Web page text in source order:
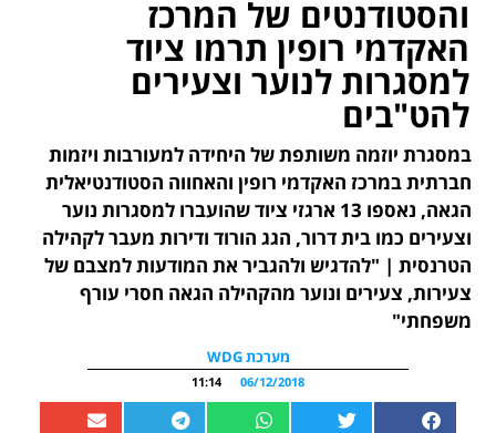
והסטודנטים של המרכז
האקדמי רופין תרמו ציוד
למסגרות לנוער וצעירים
להט"בים
במסגרת יוזמה משותפת של היחידה למעורבות ויזמות
חברתית במרכז האקדמי רופין והאחווה הסטודנטיאלית
הגאה, נאספו 13 ארגזי ציוד שהועברו למסגרות נוער
וצעירים כמו בית דרור, הגג הורוד ודירות מעבר לקהילה
הטרנסית | "להדגיש ולהגביר את המודעות למצבם של
צעירות, צעירים ונוער מהקהילה הגאה חסרי עורף
משפחתי"
מערכת WDG
06/12/2018
11:14